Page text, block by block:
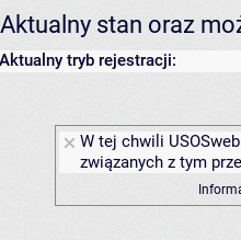
Aktualny stan oraz
Aktualny tryb rejestracji:
W tej chwili
związanych z tym